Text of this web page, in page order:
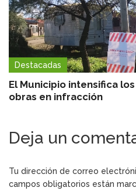
Destacadas
El Municipio intensifica
obras en infracción
Deja un
Tu dirección de correo
campos obligatorios están